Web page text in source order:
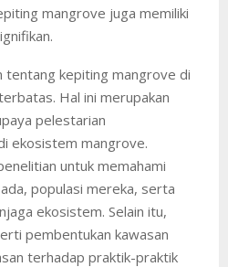
mangrove juga memiliki
tentang kepiting mangrove di
Hal ini merupakan
pelestarian
ekosistem mangrove.
untuk memahami
populasi mereka, serta
ekosistem. Selain itu,
pembentukan kawasan
terhadap praktik-praktik